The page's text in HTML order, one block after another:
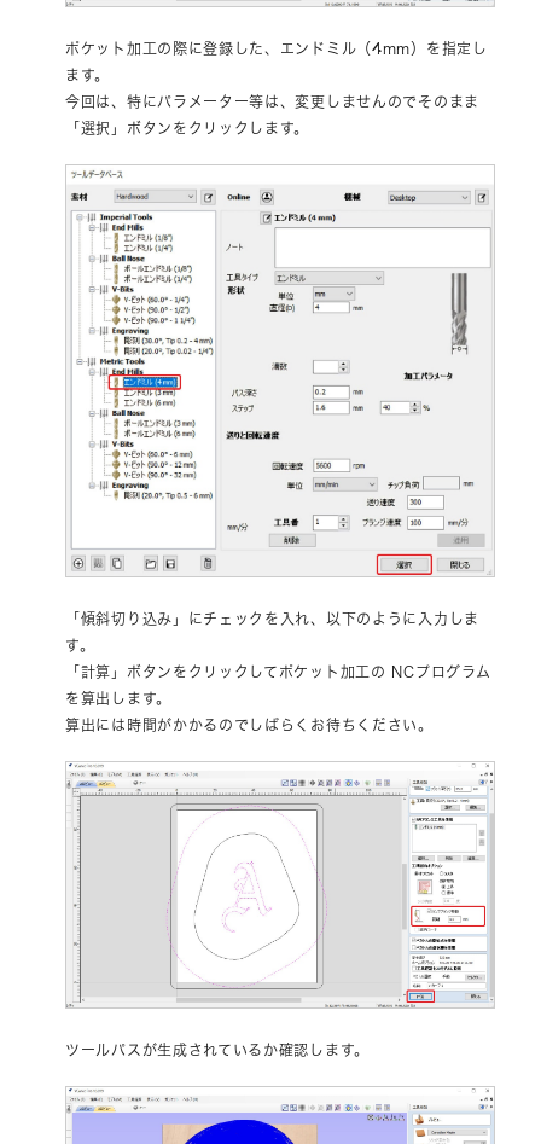
ポケット加工の際に登録した、エンドミル（4mm）を指定し
ます。
今回は、特にパラメーター等は、変更しませんのでそのまま
「選択」ボタンをクリックします。
「傾斜切り込み」にチェックを入れ、以下のように入力しま
す。
「計算」ボタンをクリックしてポケット加工の NCプログラム
を算出します。
算出には時間がかかるのでしばらくお待ちください。
ツールパスが生成されているか確認します。